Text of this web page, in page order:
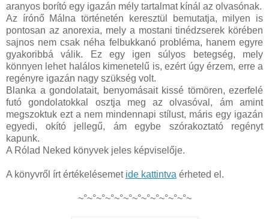
aranyos borító egy igazán mély tartalmat kínál az olvasónak.
Az írónő Málna történetén keresztül bemutatja, milyen is
pontosan az anorexia, mely a mostani tinédzserek körében
sajnos nem csak néha felbukkanó probléma, hanem egyre
gyakoribbá válik. Ez egy igen súlyos betegség, mely
könnyen lehet halálos kimenetelű is, ezért úgy érzem, erre a
regényre igazán nagy szükség volt.
Blanka a gondolatait, benyomásait kissé tömören, ezerfelé
futó gondolatokkal osztja meg az olvasóval, ám amint
megszoktuk ezt a nem mindennapi stílust, máris egy igazán
egyedi, okító jellegű, ám egybe szórakoztató regényt
kapunk.
A Rólad Neked könyvek jeles képviselője.
A könyvről írt értékelésemet ide kattintva érheted el.
~°~°~°~°~°~°~°~°~°~°~°~°~